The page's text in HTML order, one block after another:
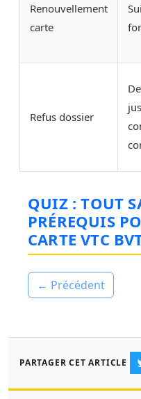
Renouvellement
carte
Refus dossier
QUIZ : TOUT
PRÉREQUIS
CARTE VTC
← Précédent
PARTAGER CET ARTICLE